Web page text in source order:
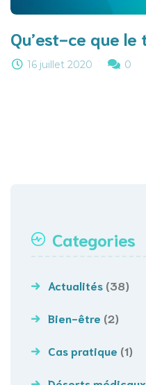
Qu’est-ce que le
16 juillet 2020 0
Categories
Actualités (38)
Bien-être (2)
Cas pratique (1)